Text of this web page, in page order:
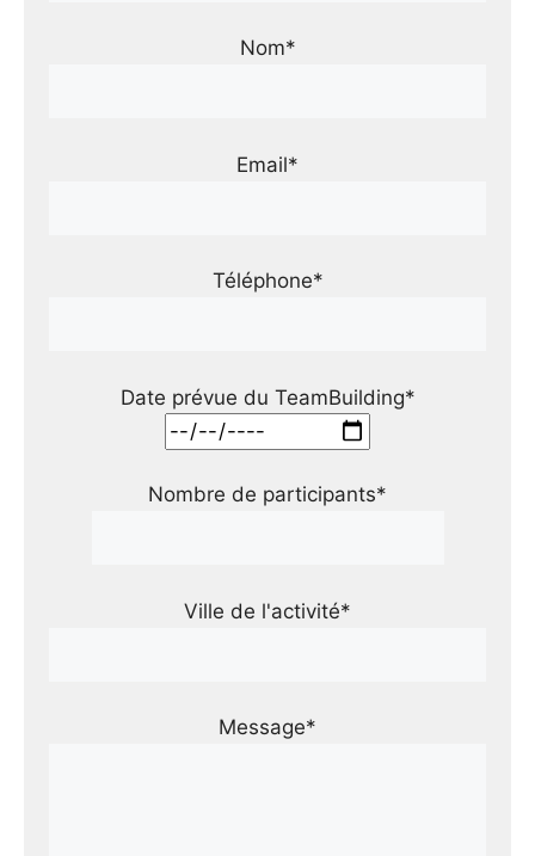
Nom*
Email*
Téléphone*
Date prévue du TeamBuilding*
Nombre de participants*
Ville de l'activité*
Message*